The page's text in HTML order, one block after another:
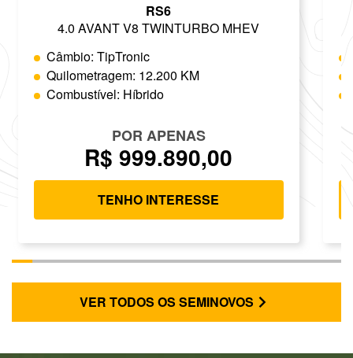
RS6
4.0 AVANT V8 TWINTURBO MHEV
Câmbio: TipTronic
Quilometragem: 12.200 KM
Combustível: Híbrido
POR APENAS
R$ 999.890,00
TENHO INTERESSE
VER TODOS OS SEMINOVOS